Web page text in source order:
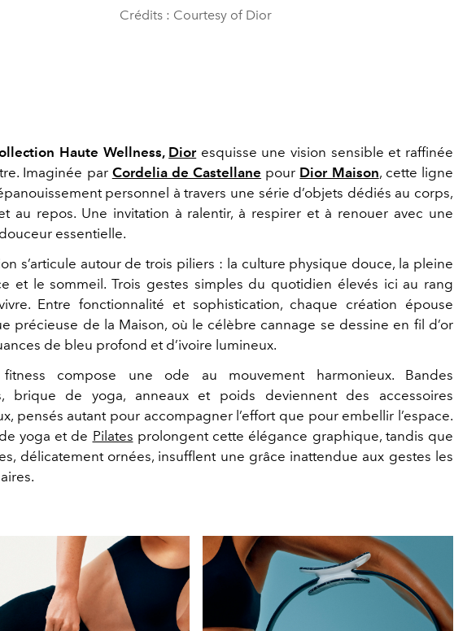
Crédits : Courtesy of Dior
Haute Wellness, Dioresquisse une vision sensible et raffinée
Imaginée par Cordelia de Castellane pour Dior Maison, cette ligne
personnel à travers une série d’objets dédiés au corps,
au repos. Une invitation à ralentir, à respirer et à renouer avec une
essentielle.
s’articule autour de trois piliers : la culture physique douce, la pleine
et le sommeil. Trois gestes simples du quotidien élevés ici au rang
Entre fonctionnalité et sophistication, chaque création épouse
précieuse de la Maison, où le célèbre cannage se dessine en fil d’or
de bleu profond et d’ivoire lumineux.
fitness compose une ode au mouvement harmonieux. Bandes
brique de yoga, anneaux et poids deviennent des accessoires
pensés autant pour accompagner l’effort que pour embellir l’espace.
yoga et de Pilates prolongent cette élégance graphique, tandis que
délicatement ornées, insufflent une grâce inattendue aux gestes les